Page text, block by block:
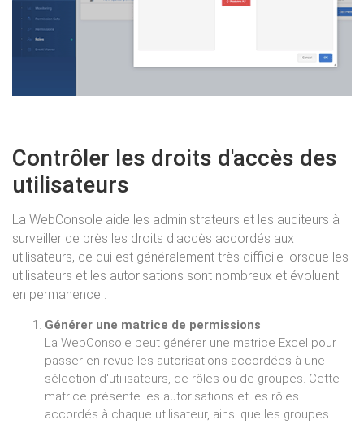
Contrôler les droits d'accès des
utilisateurs
La WebConsole aide les administrateurs et les auditeurs à
surveiller de près les droits d'accès accordés aux
utilisateurs, ce qui est généralement très difficile lorsque les
utilisateurs et les autorisations sont nombreux et évoluent
en permanence :
Générer une matrice de permissions
La WebConsole peut générer une matrice Excel pour
passer en revue les autorisations accordées à une
sélection d'utilisateurs, de rôles ou de groupes. Cette
matrice présente les autorisations et les rôles
accordés à chaque utilisateur, ainsi que les groupes